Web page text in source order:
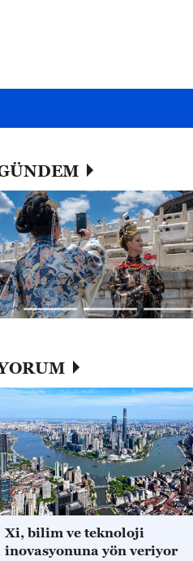
Xi, bilim ve teknoloji
inovasyonuna yön veriyor